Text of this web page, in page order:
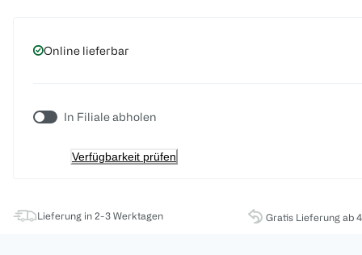
Online lieferbar
In Filiale abholen
Verfügbarkeit prüfen
Lieferung in 2-3 Werktagen Gratis Lieferung ab